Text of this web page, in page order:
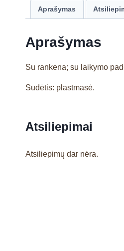
Aprašymas
Aprašymas
Su rankena; su laikymo
Sudėtis: plastmasė.
Atsiliepimai
Atsiliepimų dar nėra.